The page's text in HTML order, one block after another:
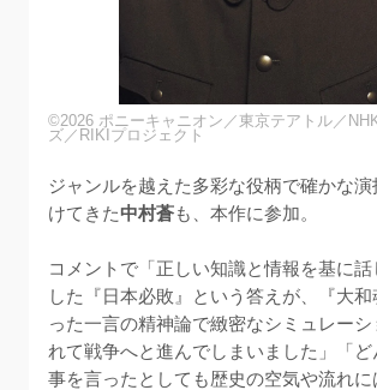
©2026 ポニーキャニオン／東京テアトル／
ズ／RIKIプロジェクト
ジャンルを越えた多彩な役柄で確かな
けてきた中村蒼も、本作に参加。
コメントで「正しい知識と情報を基に話
した『日本必敗』という答えが、『大和
った一言の精神論で緻密なシミュレーシ
れて戦争へと進んでしまいました」「
事を言ったとしても歴史の空気や流れに